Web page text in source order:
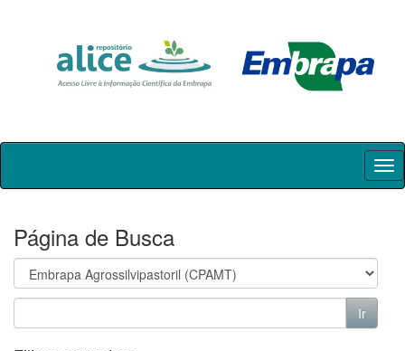
Skip
Página de Busca